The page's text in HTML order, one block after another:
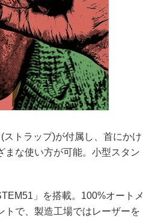
トラップ)が付属し、首にかけ
まな使い方が可能。小型スタン
」を搭載。100%オートメ
トで、製造工場ではレーザーを